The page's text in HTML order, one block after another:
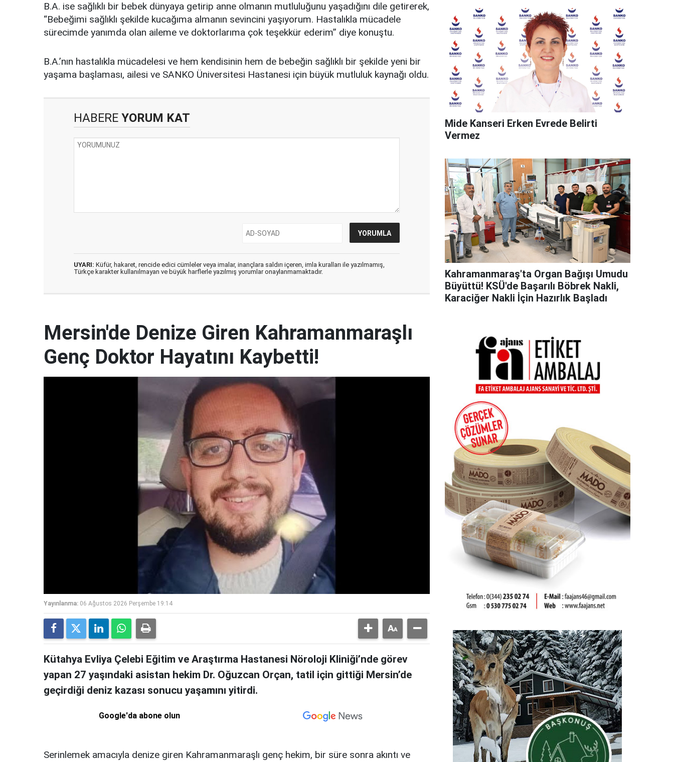
B.A. ise sağlıklı bir bebek dünyaya getirip anne olmanın mutluluğunu yaşadığını dile getirerek,
“Bebeğimi sağlıklı şekilde kucağıma almanın sevincini yaşıyorum. Hastalıkla mücadele
sürecimde yanımda olan aileme ve doktorlarıma çok teşekkür ederim” diye konuştu.
B.A.’nın hastalıkla mücadelesi ve hem kendisinin hem de bebeğin sağlıklı bir şekilde yeni bir
yaşama başlaması, ailesi ve SANKO Üniversitesi Hastanesi için büyük mutluluk kaynağı oldu.
HABERE YORUM KAT
UYARI: Küfür, hakaret, rencide edici cümleler veya imalar, inançlara saldırı içeren, imla kuralları ile yazılmamış,
Türkçe karakter kullanılmayan ve büyük harflerle yazılmış yorumlar onaylanmamaktadır.
Mide Kanseri Erken Evrede Belirti
Vermez
Kahramanmaraş'ta Organ Bağışı Umudu
Büyüttü! KSÜ'de Başarılı Böbrek Nakli,
Karaciğer Nakli İçin Hazırlık Başladı
Mersin'de Denize Giren Kahramanmaraşlı
Genç Doktor Hayatını Kaybetti!
Yayınlanma: 06 Ağustos 2026 Perşembe 19:14
Kütahya Evliya Çelebi Eğitim ve Araştırma Hastanesi Nöroloji Kliniği’nde görev
yapan 27 yaşındaki asistan hekim Dr. Oğuzcan Orçan, tatil için gittiği Mersin’de
geçirdiği deniz kazası sonucu yaşamını yitirdi.
Google'da abone olun
Serinlemek amacıyla denize giren Kahramanmaraşlı genç hekim, bir süre sonra akıntı ve